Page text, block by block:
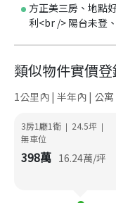
方正美三房、地點
利<br /> 陽台未登
類似物件實價
1公里內 | 半年內 | 公寓
3房1廳1衛 | 24.5坪 |
無車位
398萬 16.24萬/坪